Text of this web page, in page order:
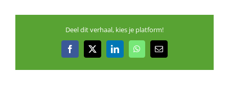
Deel dit verhaal, kies je platform!
Facebook
X LinkedInWhatsApp
E-